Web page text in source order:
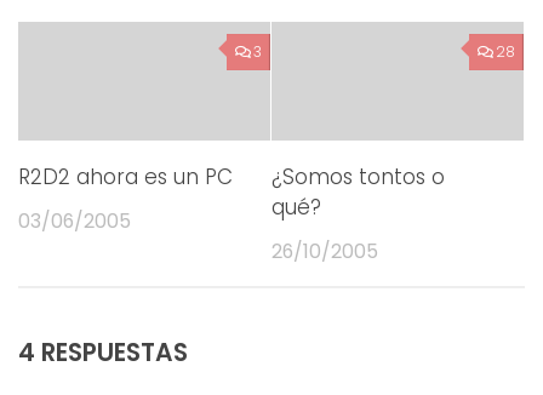
3
R2D2 ahora es un PC
03/06/2005
28
¿Somos tontos o
qué?
26/10/2005
4 RESPUESTAS